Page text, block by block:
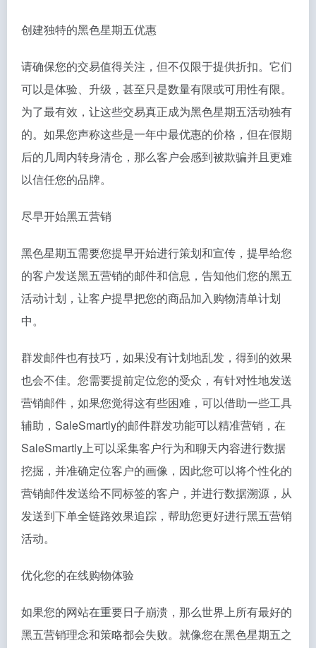
创建独特的黑色星期五优惠
请确保您的交易值得关注，但不仅限于提供折扣。它们
可以是体验、升级，甚至只是数量有限或可用性有限。
为了最有效，让这些交易真正成为黑色星期五活动独有
的。如果您声称这些是一年中最优惠的价格，但在假期
后的几周内转身清仓，那么客户会感到被欺骗并且更难
以信任您的品牌。
尽早开始黑五营销
黑色星期五需要您提早开始进行策划和宣传，提早给您
的客户发送黑五营销的邮件和信息，告知他们您的黑五
活动计划，让客户提早把您的商品加入购物清单计划
中。
群发邮件也有技巧，如果没有计划地乱发，得到的效果
也会不佳。您需要提前定位您的受众，有针对性地发送
营销邮件，如果您觉得这有些困难，可以借助一些工具
辅助，SaleSmartly的邮件群发功能可以精准营销，在
SaleSmartly上可以采集客户行为和聊天内容进行数据
挖掘，并准确定位客户的画像，因此您可以将个性化的
营销邮件发送给不同标签的客户，并进行数据溯源，从
发送到下单全链路效果追踪，帮助您更好进行黑五营销
活动。
优化您的在线购物体验
如果您的网站在重要日子崩溃，那么世界上所有最好的
黑五营销理念和策略都会失败。就像您在黑色星期五之